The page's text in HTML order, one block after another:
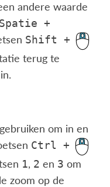
andere waarde
Spatie
+
Shift
+
terug te
om in en
Ctrl +
1, 2 en 3 om
zoom op de